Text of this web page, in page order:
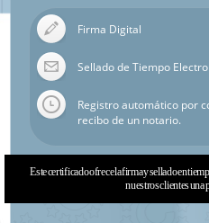
Firma Digital
Sellado de Tiempo
Registro automático por
recibo de un notario.
Este certificado ofrece la firma y sellado en
nuestros clientes una